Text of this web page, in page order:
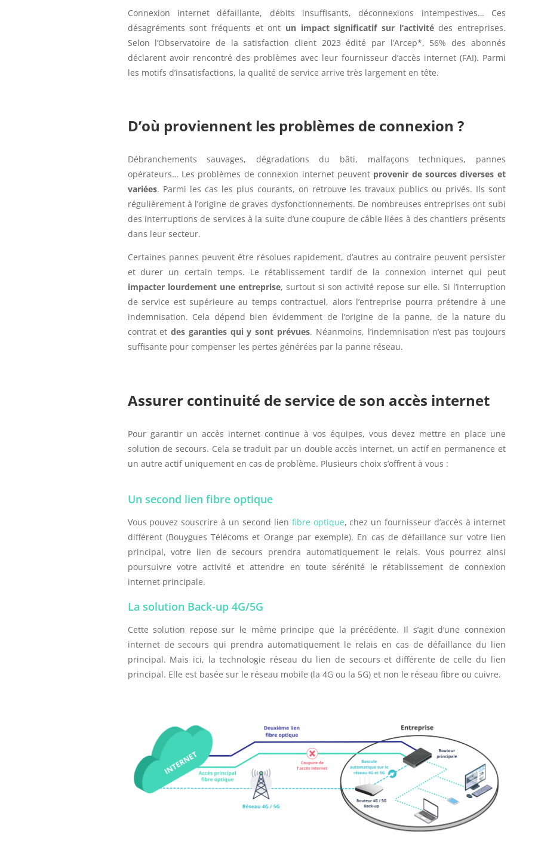
Connexion internet défaillante, débits insuffisants, déconnexions intempestives… Ces
désagréments sont fréquents et ont un impact significatif sur l’activitédes entreprises.
Selon l’Observatoire de la satisfaction client 2023 édité par l’Arcep*, 56% des abonnés
déclarent avoir rencontré des problèmes avec leur fournisseur d’accès internet (FAI). Parmi
les motifs d’insatisfactions, la qualité de service arrive très largement en tête.
D’où proviennent les problèmes de connexion ?
Débranchements sauvages, dégradations du bâti, malfaçons techniques, pannes
opérateurs… Les problèmes de connexion internet peuvent provenir de sources diverses et
variées. Parmi les cas les plus courants, on retrouve les travaux publics ou privés. Ils sont
régulièrement à l’origine de graves dysfonctionnements. De nombreuses entreprises ont subi
des interruptions de services à la suite d’une coupure de câble liées à des chantiers présents
dans leur secteur.
Certaines pannes peuvent être résolues rapidement, d’autres au contraire peuvent persister
et durer un certain temps. Le rétablissement tardif de la connexion internet qui peut
impacter lourdement une entreprise, surtout si son activité repose sur elle. Si l’interruption
de service est supérieure au temps contractuel, alors l’entreprise pourra prétendre à une
indemnisation. Cela dépend bien évidemment de l’origine de la panne, de la nature du
contrat etdes garanties qui y sont prévues. Néanmoins, l’indemnisation n’est pas toujours
suffisante pour compenser les pertes générées par la panne réseau.
Assurer continuité de service de son accès internet
Pour garantir un accès internet continue à vos équipes, vous devez mettre en place une
solution de secours. Cela se traduit par un double accès internet, un actif en permanence et
un autre actif uniquement en cas de problème. Plusieurs choix s’offrent à vous :
Un second lien fibre optique
Vous pouvez souscrire à un second lien fibre optique, chez un fournisseur d’accès à internet
différent (Bouygues Télécoms et Orange par exemple). En cas de défaillance sur votre lien
principal, votre lien de secours prendra automatiquement le relais. Vous pourrez ainsi
poursuivre votre activité et attendre en toute sérénité le rétablissement de connexion
internet principale.
La solution Back-up 4G/5G
Cette solution repose sur le même principe que la précédente. Il s’agit d’une connexion
internet de secours qui prendra automatiquement le relais en cas de défaillance du lien
principal. Mais ici, la technologie réseau du lien de secours et différente de celle du lien
principal. Elle est basée sur le réseau mobile (la 4G ou la 5G) et non le réseau fibre ou cuivre.